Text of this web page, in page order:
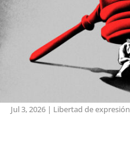
Jul 3, 2026| Libertad de expresión